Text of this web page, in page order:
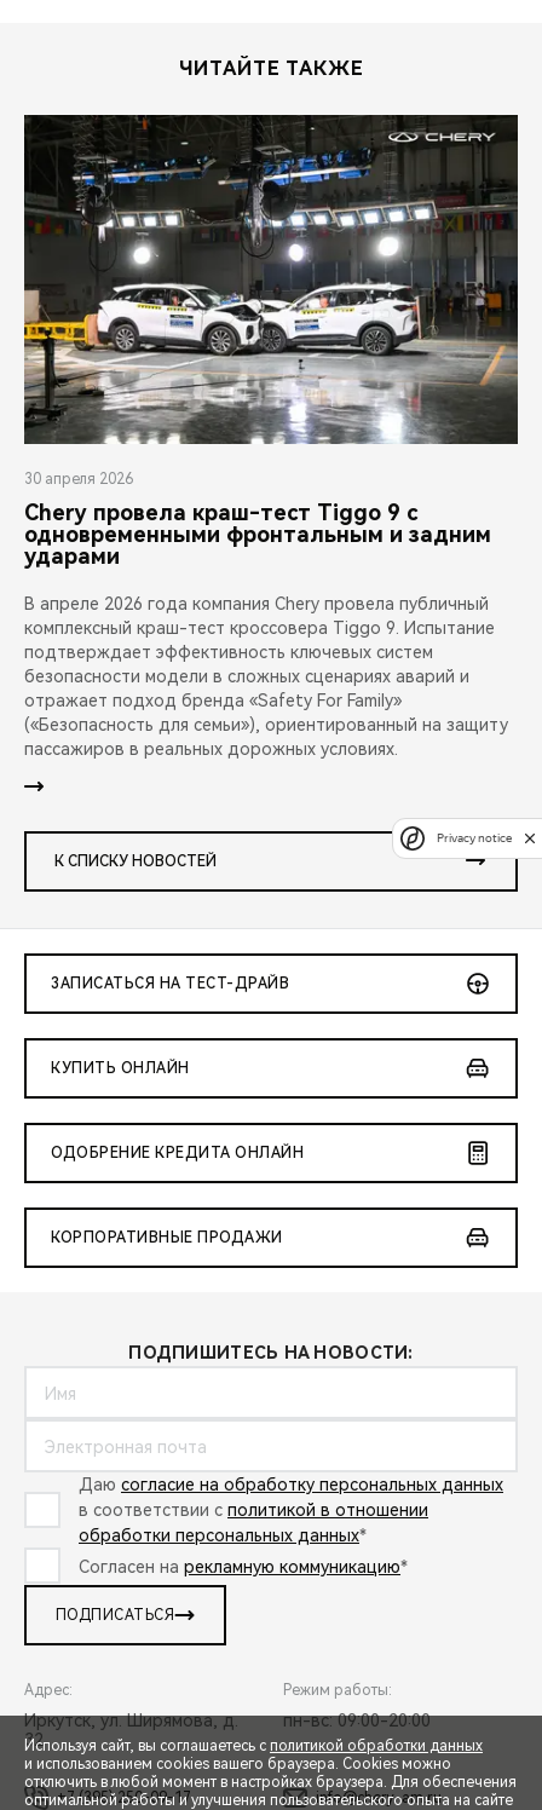
ЧИТАЙТЕ ТАКЖЕ
30 апреля 2026
Chery провела краш-тест Tiggo 9 с
одновременными фронтальным и задним
ударами
В апреле 2026 года компания Chery провела публичный
комплексный краш-тест кроссовера Tiggo 9. Испытание
подтверждает эффективность ключевых систем
безопасности модели в сложных сценариях аварий и
отражает подход бренда «Safety For Family»
(«Безопасность для семьи»), ориентированный на защиту
пассажиров в реальных дорожных условиях.
К СПИСКУ НОВОСТЕЙ
ЗАПИСАТЬСЯ НА ТЕСТ-ДРАЙВ
КУПИТЬ ОНЛАЙН
ОДОБРЕНИЕ КРЕДИТА ОНЛАЙН
КОРПОРАТИВНЫЕ ПРОДАЖИ
ПОДПИШИТЕСЬ НА НОВОСТИ:
Даю согласие на обработку персональных данных
в соответствии с политикой в отношении
обработки персональных данных*
Согласен на рекламную коммуникацию*
ПОДПИСАТЬСЯ
Адрес:
Иркутск, ул. Ширямова, д.
32
Режим работы:
пн-вс: 09:00-20:00
+7 (395) 250-09-17 info@chery-am.ru
Используя сайт, вы соглашаетесь с политикой обработки данных
и использованием cookies вашего браузера. Cookies можно
отключить в любой момент в настройках браузера. Для обеспечения
оптимальной работы и улучшения пользовательского опыта на сайте
Privacy notice